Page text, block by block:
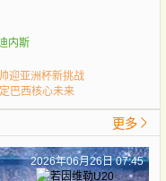
内斯
迎亚洲杯新挑战
巴西核心未来
更多
2026年06月26日 07:45